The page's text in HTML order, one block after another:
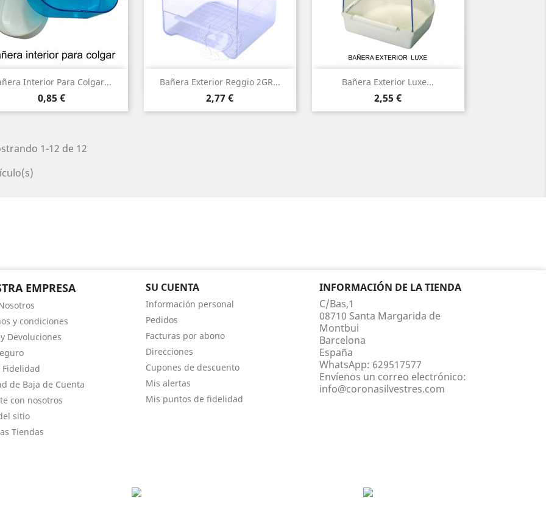
Interior Para Colgar...
Precio
0,85 €
Vista rápida Bañera Exterior Reggio 2GR...
Precio
2,77 €
Vista rápida Bañera Exterior Luxe...
Precio
2,55 €
Vista rápida
1-12 de 12
EMPRESA
y condiciones
Devoluciones
Fidelidad
de Baja de Cuenta
con nosotros
sitio
Tiendas
SU CUENTA
Información personal
Pedidos
Facturas por abono
Direcciones
Cupones de descuento
Mis alertas
Mis puntos de fidelidad
INFORMACIÓN DE LA TIENDA
C/Bas,1
08710 Santa Margarida de
Montbui
Barcelona
España
WhatsApp: 629517577
Envíenos un correo electrónico:
info@coronasilvestres.com